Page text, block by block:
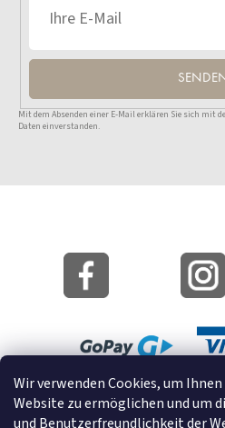
Wir verwenden Cookies, um
Website zu ermöglichen und um
und Benutzerfreundlichkeit der
Mit dem Absenden einer E-Mail erklären Sie sich mit
Daten einverstanden.